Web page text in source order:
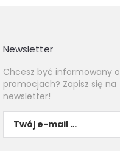
Newsletter
Chcesz być informowany o
promocjach? Zapisz się na
newsletter!